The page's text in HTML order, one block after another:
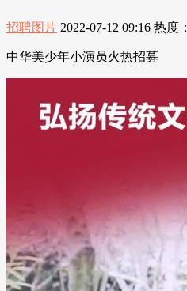
招聘图片 2022-07-12 09:16 热度：
中华美少年小演员火热招募